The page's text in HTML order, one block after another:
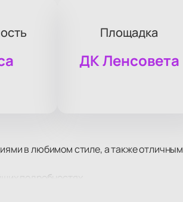
Площадка
ДК Ленсовета
в любимом стиле, а также отличным
подробностях.